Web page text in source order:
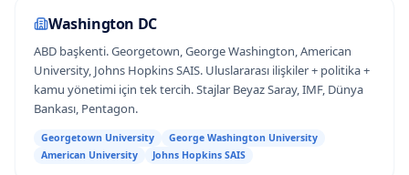
Washington DC
ABD başkenti. Georgetown, George Washington, American
University, Johns Hopkins SAIS. Uluslararası ilişkiler + politika +
kamu yönetimi için tek tercih. Stajlar Beyaz Saray, IMF, Dünya
Bankası, Pentagon.
Georgetown University
George Washington University
American University
Johns Hopkins SAIS